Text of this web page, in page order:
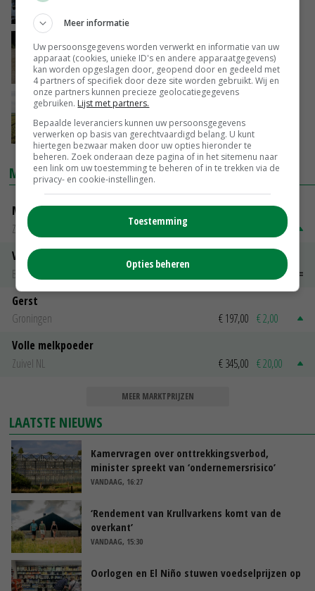
Flevoland zoekt boeren die willen investeren
in water
19-09-2017
Actieplan moet uitstoot containerteelt
verminderen
10-07-2017
MARKTPRIJZEN
Magere melkpoeder
Zuivel NL
Vleeskuikens 2001-2600 gr
Barneveld
Gerst
Groningen
€ 197,00 € 2,00
Volle melkpoeder
Zuivel NL
€ 345,00 € 20,00
MEER MARKTPRIJZEN
LAATSTE NIEUWS
Kamervragen over onttrekkingsverbod,
minister spreekt van ‘ondernemersrisico’
VANDAAG, 16:27
‘Rendement van Krullvarkens komt van de
overkant’
VANDAAG, 15:30
Oorlogen en El Niño stuwen voedselprijzen op
Meer informatie
Uw persoonsgegevens worden verwerkt en informatie van uw
apparaat (cookies, unieke ID's en andere apparaatgegevens)
kan worden opgeslagen door, geopend door en gedeeld met
4 partners of specifiek door deze site worden gebruikt. Wij en
onze partners kunnen precieze geolocatiegegevens
gebruiken. Lijst met partners.
Bepaalde leveranciers kunnen uw persoonsgegevens
verwerken op basis van gerechtvaardigd belang. U kunt
hiertegen bezwaar maken door uw opties hieronder te
beheren. Zoek onderaan deze pagina of in het sitemenu naar
een link om uw toestemming te beheren of in te trekken via de
privacy- en cookie-instellingen.
Toestemming
Opties beheren